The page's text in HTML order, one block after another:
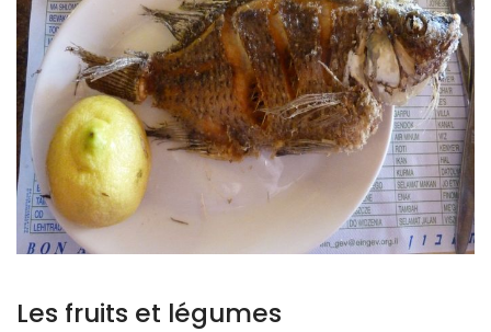
Les fruits et légumes